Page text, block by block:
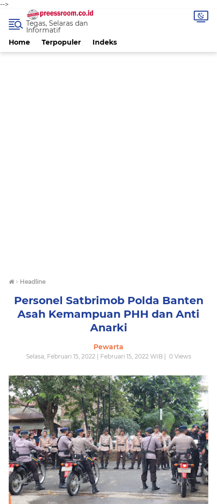
-->
Home Terpopuler Indeks
Tegas, Selaras dan
Informatif
› Headline
Personel Satbrimob Polda Banten
Asah Kemampuan PHH dan Anti
Anarki
Pewarta
Selasa, Februari 15, 2022 | Februari 15, 2022 WIB | 0Views